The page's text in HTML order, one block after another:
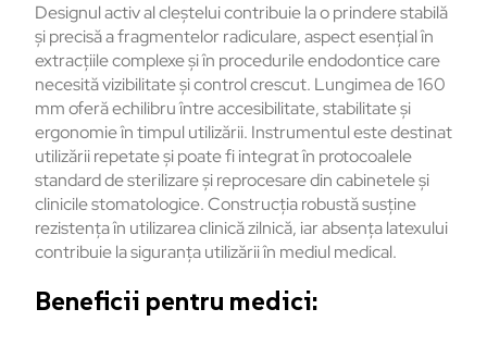
Designul activ al cleștelui contribuie la o prindere stabilă
și precisă a fragmentelor radiculare, aspect esențial în
extracțiile complexe și în procedurile endodontice care
necesită vizibilitate și control crescut. Lungimea de 160
mm oferă echilibru între accesibilitate, stabilitate și
ergonomie în timpul utilizării. Instrumentul este destinat
utilizării repetate și poate fi integrat în protocoalele
standard de sterilizare și reprocesare din cabinetele și
clinicile stomatologice. Construcția robustă susține
rezistența în utilizarea clinică zilnică, iar absența latexului
contribuie la siguranța utilizării în mediul medical.
Beneficii pentru medici: